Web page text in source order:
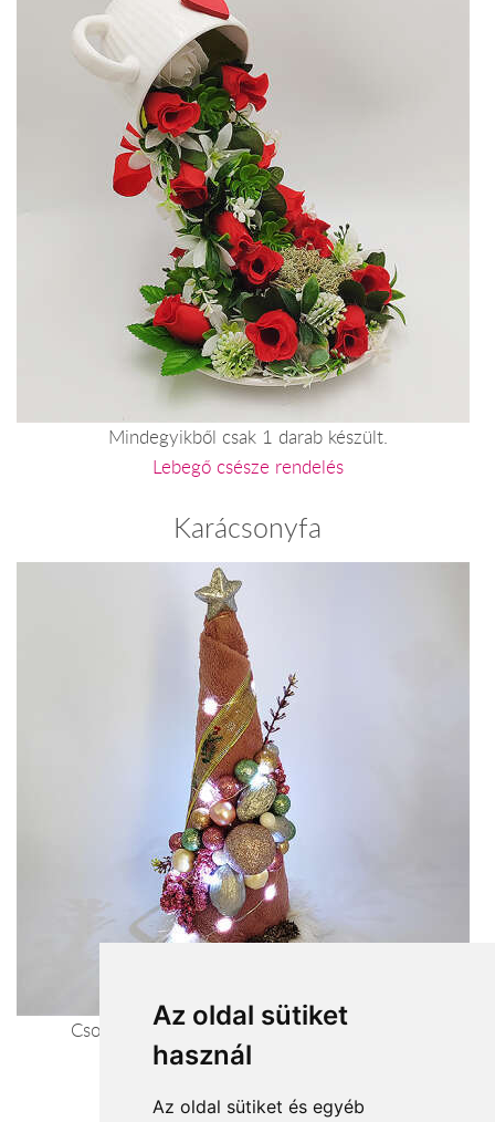
Az oldal sütiket
használ
Az oldal sütiket és egyéb
Mindegyikből csak 1 darab készült.
Lebegő csésze rendelés
Karácsonyfa
Csodás dísz és az igazi karácsony hangulata.
Karácsonyfa